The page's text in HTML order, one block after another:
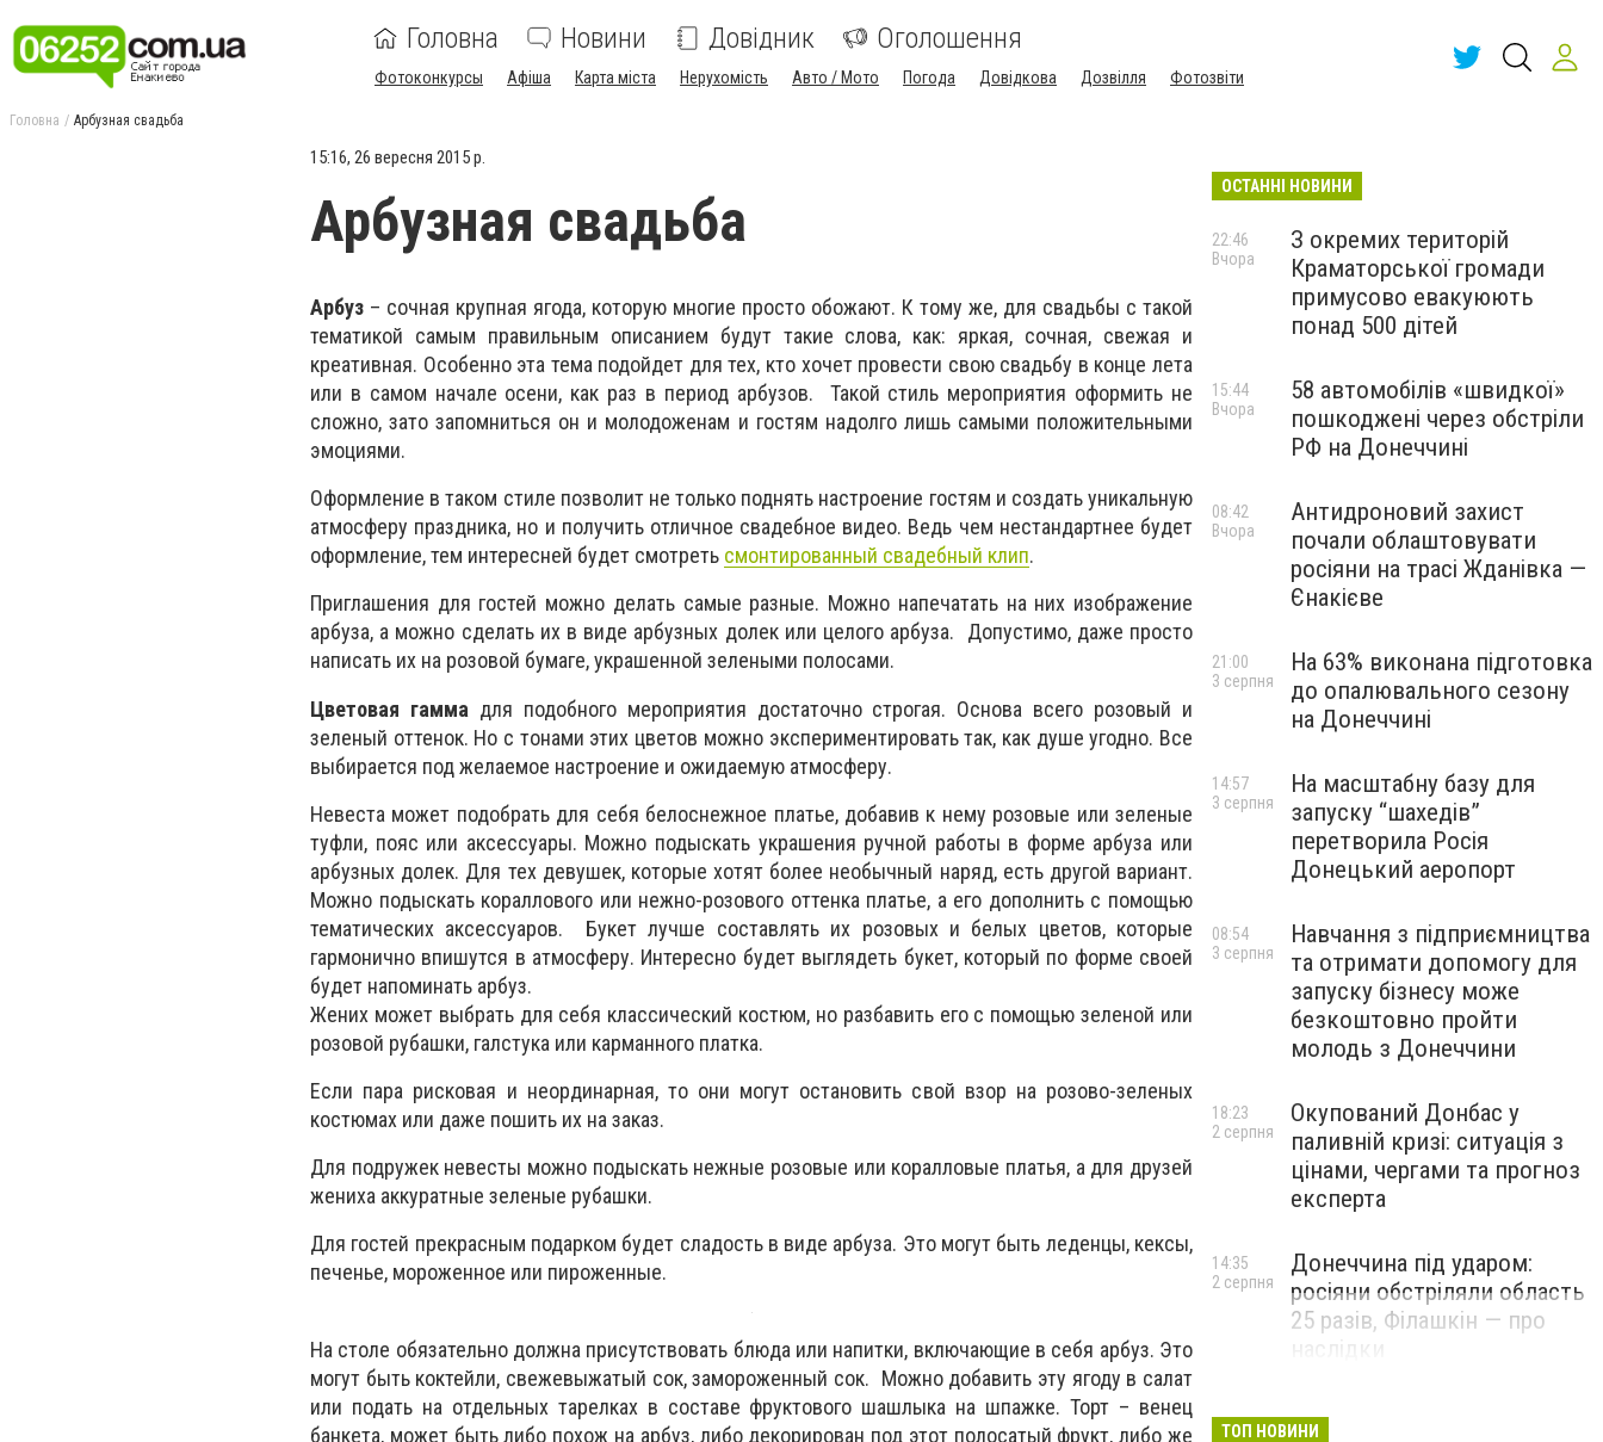
Головна Новини Довідник Оголошення
Фотоконкурсы Афіша Карта міста Нерухомість Авто / Мото Погода Довідкова Дозвілля Фотозвіти
Головна Арбузная свадьба
15:16, 26 вересня 2015 р.
Арбузная свадьба
Арбуз – сочная крупная ягода, которую многие просто обожают. К тому же, для свадьбы с такой
тематикой самым правильным описанием будут такие слова, как: яркая, сочная, свежая и
креативная. Особенно эта тема подойдет для тех, кто хочет провести свою свадьбу в конце лета
или в самом начале осени, как раз в период арбузов. Такой стиль мероприятия оформить не
сложно, зато запомниться он и молодоженам и гостям надолго лишь самыми положительными
эмоциями.
Оформление в таком стиле позволит не только поднять настроение гостям и создать уникальную
атмосферу праздника, но и получить отличное свадебное видео. Ведь чем нестандартнее будет
оформление, тем интересней будет смотреть смонтированный свадебный клип.
Приглашения для гостей можно делать самые разные. Можно напечатать на них изображение
арбуза, а можно сделать их в виде арбузных долек или целого арбуза. Допустимо, даже просто
написать их на розовой бумаге, украшенной зелеными полосами.
Цветовая гамма для подобного мероприятия достаточно строгая. Основа всего розовый и
зеленый оттенок. Но с тонами этих цветов можно экспериментировать так, как душе угодно. Все
выбирается под желаемое настроение и ожидаемую атмосферу.
Невеста может подобрать для себя белоснежное платье, добавив к нему розовые или зеленые
туфли, пояс или аксессуары. Можно подыскать украшения ручной работы в форме арбуза или
арбузных долек. Для тех девушек, которые хотят более необычный наряд, есть другой вариант.
Можно подыскать кораллового или нежно-розового оттенка платье, а его дополнить с помощью
тематических аксессуаров. Букет лучше составлять их розовых и белых цветов, которые
гармонично впишутся в атмосферу. Интересно будет выглядеть букет, который по форме своей
будет напоминать арбуз.
Жених может выбрать для себя классический костюм, но разбавить его с помощью зеленой или
розовой рубашки, галстука или карманного платка.
Если пара рисковая и неординарная, то они могут остановить свой взор на розово-зеленых
костюмах или даже пошить их на заказ.
Для подружек невесты можно подыскать нежные розовые или коралловые платья, а для друзей
жениха аккуратные зеленые рубашки.
Для гостей прекрасным подарком будет сладость в виде арбуза. Это могут быть леденцы, кексы,
печенье, мороженное или пироженные.
На столе обязательно должна присутствовать блюда или напитки, включающие в себя арбуз. Это
могут быть коктейли, свежевыжатый сок, замороженный сок. Можно добавить эту ягоду в салат
или подать на отдельных тарелках в составе фруктового шашлыка на шпажке. Торт – венец
банкета, может быть либо похож на арбуз, либо декорирован под этот полосатый фрукт, либо же
ОСТАННІ НОВИНИ
З окремих територій
Краматорської громади
примусово евакуюють
понад 500 дітей
22:46
Вчора
58 автомобілів «швидкої»
пошкоджені через обстріли
РФ на Донеччині
15:44
Вчора
Антидроновий захист
почали облаштовувати
росіяни на трасі Жданівка —
Єнакієве
08:42
Вчора
На 63% виконана підготовка
до опалювального сезону
на Донеччині
21:00
3 серпня
На масштабну базу для
запуску “шахедів”
перетворила Росія
Донецький аеропорт
14:57
3 серпня
Навчання з підприємництва
та отримати допомогу для
запуску бізнесу може
безкоштовно пройти
молодь з Донеччини
08:54
3 серпня
Окупований Донбас у
паливній кризі: ситуація з
цінами, чергами та прогноз
експерта
18:23
2 серпня
Донеччина під ударом:
росіяни обстріляли область
25 разів, Філашкін — про
14:35
2 серпня
ТОП НОВИНИ